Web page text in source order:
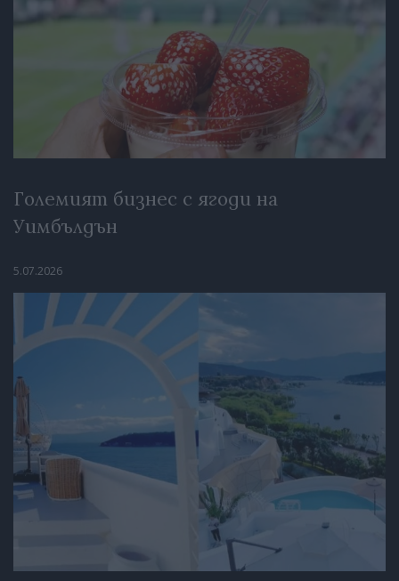
Големият бизнес с ягоди на
Уимбълдън
5.07.2026